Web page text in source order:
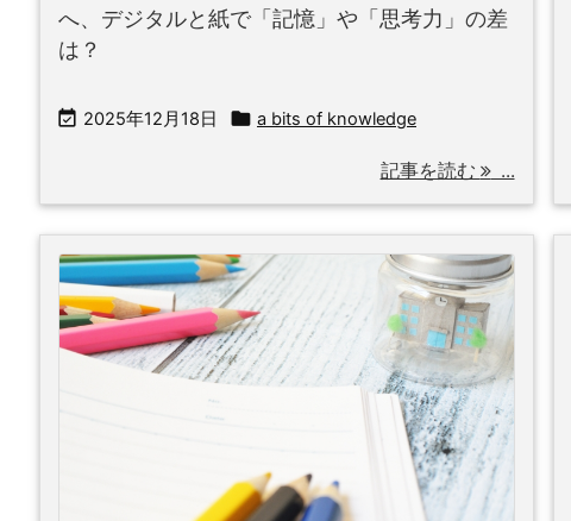
へ、デジタルと紙で「記憶」や「思考力」の差
は？
 2025年12月18日  a bits of knowledge
記事を読む ...